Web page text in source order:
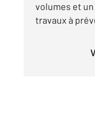
volumes et
travaux à